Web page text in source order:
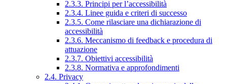
2.3.3. Principi per l’accessibilità
2.3.4. Linee guida e criteri di successo
2.3.5. Come rilasciare una dichiarazione di
accessibilità
2.3.6. Meccanismo di feedback e procedura di
attuazione
2.3.7. Obiettivi accessibilità
2.3.8. Normativa e approfondimenti
2.4. Privacy